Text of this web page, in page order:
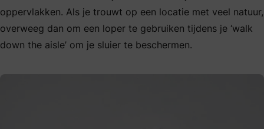
oppervlakken. Als je trouwt op een locatie met veel natuur,
overweeg dan om een loper te gebruiken tijdens je ‘walk
down the aisle’ om je sluier te beschermen.